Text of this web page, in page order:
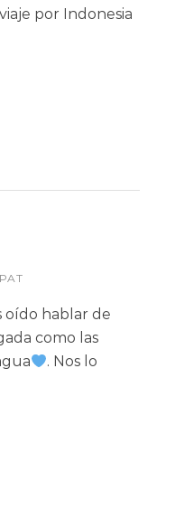
por Indonesia
oído hablar de
como las
. Nos lo